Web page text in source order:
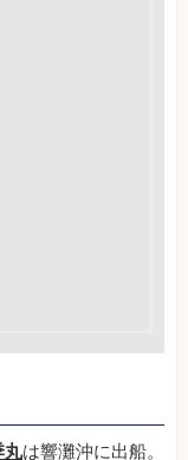
丸は響灘沖に出船。